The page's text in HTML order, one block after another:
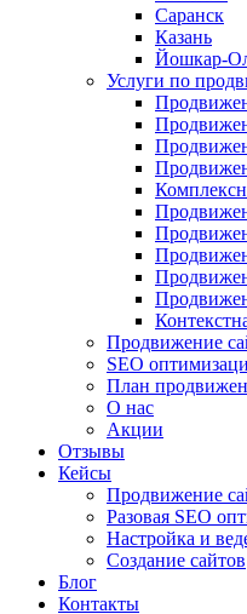
Саранск
Казань
Йошкар-
Услуги по
Продвижение
SEO
План
О нас
Акции
Отзывы
Кейсы
Продвижение
Разовая SEO
Настройка и
Создание сайтов
Блог
Контакты